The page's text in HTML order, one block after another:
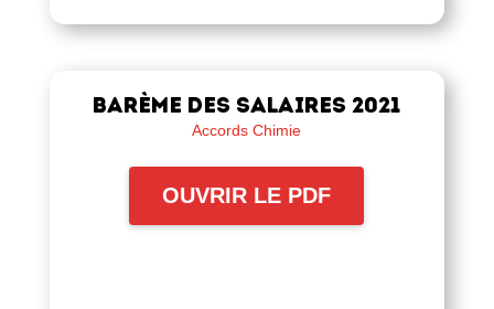
Barème des salaires 2021
Accords Chimie
OUVRIR LE PDF